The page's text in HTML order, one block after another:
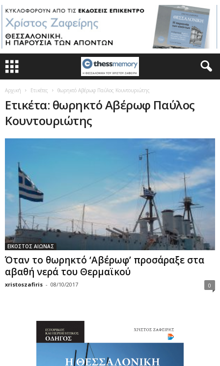
Αρχική Ετικέτες θωρηκτό Αβέρωφ Παύλος Κουντουριώτης
Ετικέτα: θωρηκτό Αβέρωφ Παύλος
Κουντουριώτης
ΕΙΚΟΣΤΟΣ ΑΙΩΝΑΣ
Όταν το θωρηκτό ‘Αβέρωφ’ προσάραξε στα
αβαθή νερά του Θερμαϊκού
xristoszafiris - 08/10/2017 0